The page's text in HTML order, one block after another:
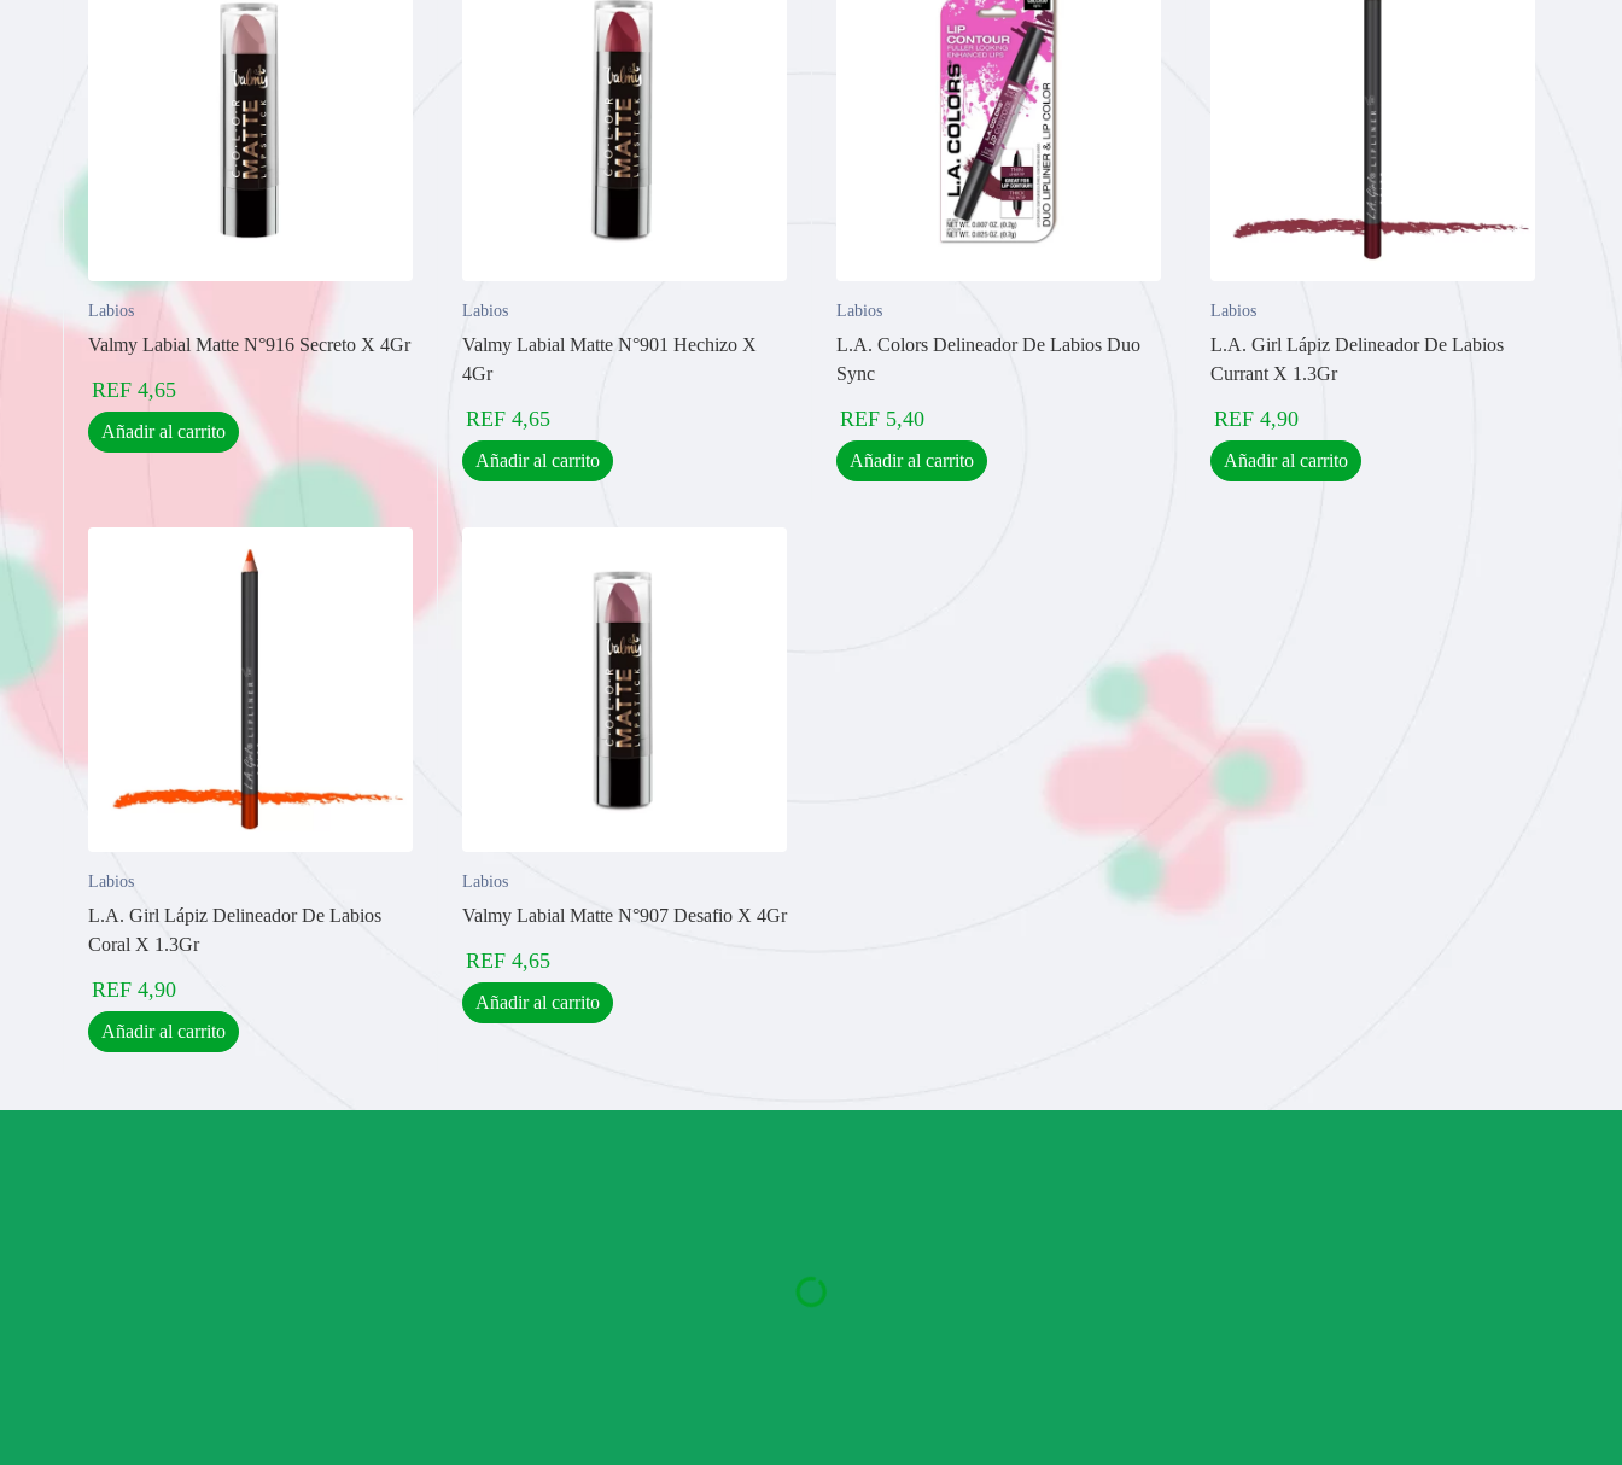
Labios
Valmy Labial Matte N°916 Secreto X 4Gr
REF 4,65
Añadir al carrito
Labios
Valmy Labial Matte N°901 Hechizo X
4Gr
REF 4,65
Añadir al carrito
Labios
L.A. Colors Delineador De Labios Duo
Sync
REF 5,40
Añadir al carrito
Labios
L.A. Girl Lápiz Delineador De Labios
Currant X 1.3Gr
REF 4,90
Añadir al carrito
Labios
L.A. Girl Lápiz Delineador De Labios
Coral X 1.3Gr
REF 4,90
Añadir al carrito
Labios
Valmy Labial Matte N°907 Desafio X 4Gr
REF 4,65
Añadir al carrito